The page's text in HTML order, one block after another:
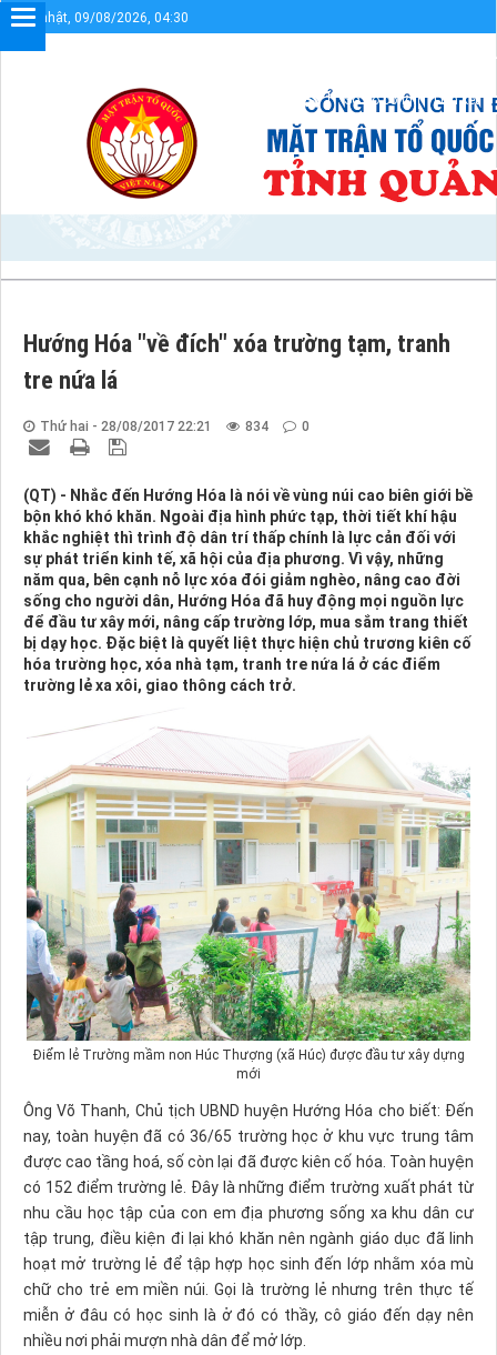
Chủ nhật, 09/08/2026, 04:30
Sơ đồ cổng Liên kết
Hướng Hóa "về đích" xóa trường tạm, tranh
tre nứa lá
Thứ hai - 28/08/2017 22:21 834 0
(QT) - Nhắc đến Hướng Hóa là nói về vùng núi cao biên giới bề
bộn khó khó khăn. Ngoài địa hình phức tạp, thời tiết khí hậu
khắc nghiệt thì trình độ dân trí thấp chính là lực cản đối với
sự phát triển kinh tế, xã hội của địa phương. Vì vậy, những
năm qua, bên cạnh nỗ lực xóa đói giảm nghèo, nâng cao đời
sống cho người dân, Hướng Hóa đã huy động mọi nguồn lực
để đầu tư xây mới, nâng cấp trường lớp, mua sắm trang thiết
bị dạy học. Đặc biệt là quyết liệt thực hiện chủ trương kiên cố
hóa trường học, xóa nhà tạm, tranh tre nứa lá ở các điểm
trường lẻ xa xôi, giao thông cách trở.
Điểm lẻ Trường mầm non Húc Thượng (xã Húc) được đầu tư xây dựng
mới
Ông Võ Thanh, Chủ tịch UBND huyện Hướng Hóa cho biết: Đến
nay, toàn huyện đã có 36/65 trường học ở khu vực trung tâm
được cao tầng hoá, số còn lại đã được kiên cố hóa. Toàn huyện
có 152 điểm trường lẻ. Đây là những điểm trường xuất phát từ
nhu cầu học tập của con em địa phương sống xa khu dân cư
tập trung, điều kiện đi lại khó khăn nên ngành giáo dục đã linh
hoạt mở trường lẻ để tập hợp học sinh đến lớp nhằm xóa mù
chữ cho trẻ em miền núi. Gọi là trường lẻ nhưng trên thực tế
miễn ở đâu có học sinh là ở đó có thầy, cô giáo đến dạy nên
nhiều nơi phải mượn nhà dân để mở lớp.